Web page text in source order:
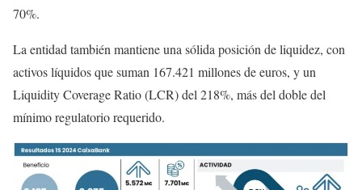
70%.
La entidad también mantiene una sólida posición de liquidez, con
activos líquidos que suman 167.421 millones de euros, y un
Liquidity Coverage Ratio (LCR) del 218%, más del doble del
mínimo regulatorio requerido.